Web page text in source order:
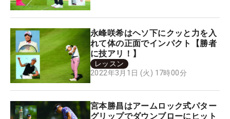
永峰咲希はヘソ下にクッと力を入
れて体の正面でインパクト【勝者
に技アリ！】
レッスン
2022年3月1日 (火) 17時00分
宮本勝昌はアームロック式パター
グリップでダウンブローにヒット